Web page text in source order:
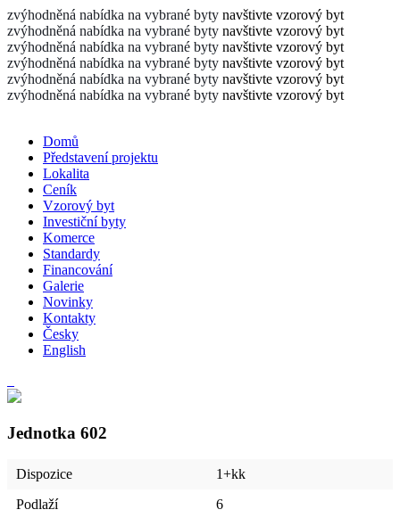
zvýhodněná nabídka na vybrané byty navštivte vzorový byt
zvýhodněná nabídka na vybrané byty navštivte vzorový byt
zvýhodněná nabídka na vybrané byty navštivte vzorový byt
zvýhodněná nabídka na vybrané byty navštivte vzorový byt
zvýhodněná nabídka na vybrané byty navštivte vzorový byt
zvýhodněná nabídka na vybrané byty navštivte vzorový byt
Domů
Představení projektu
Lokalita
Ceník
Vzorový byt
Investiční byty
Komerce
Standardy
Financování
Galerie
Novinky
Kontakty
Česky
English
Jednotka 602
Dispozice
1+kk
Podlaží
6